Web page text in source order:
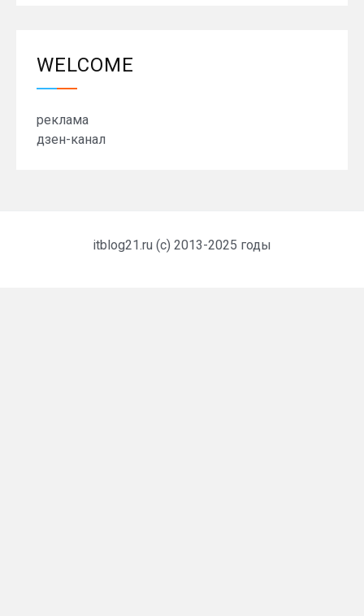
WELCOME
реклама
дзен-канал
itblog21.ru (c) 2013-2025 годы